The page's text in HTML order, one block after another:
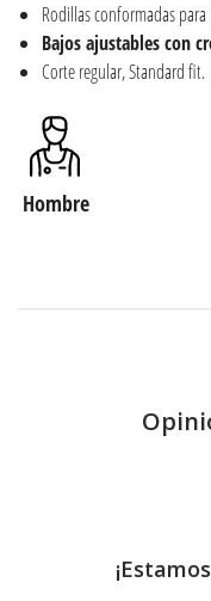
Rodillas conformadas
Bajos ajustables con
Corte regular, Standard fit.
Hombre